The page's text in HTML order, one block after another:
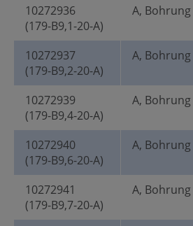
10272936
(179-B9,1-20-A)
A,
10272937
(179-B9,2-20-A)
A,
10272939
(179-B9,4-20-A)
A,
10272940
(179-B9,6-20-A)
A,
10272941
(179-B9,7-20-A)
A,